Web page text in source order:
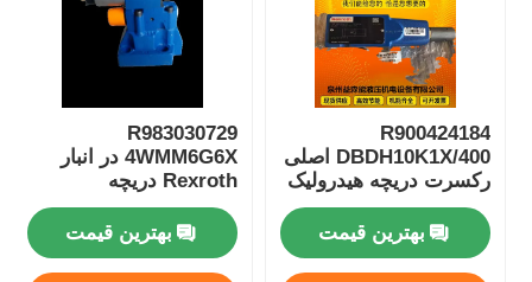
R900424184
DBDH10K1X/400 اصلی
رکسرت دریچه هیدرولیک
پمپ هیدرولیک سری
کامل
بهترین قیمت
R983030729
4WMM6G6X در انبار
Rexroth دریچه
هیدرولیک سولینوئید پمپ
روغن هیدرولیک
بهترین قیمت